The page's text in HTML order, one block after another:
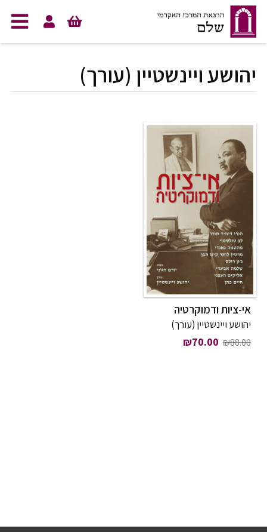
יהושע ויינשטיין (עורך)
אי-ציות ודמוקרטיה
יהושע ויינשטיין (עורך)
₪88.00 המחיר המקורי היה: ₪88.00.
₪70.00